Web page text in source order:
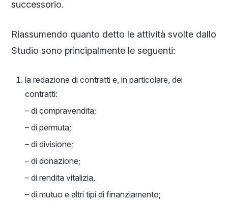
successorio.
Riassumendo quanto detto le attività svolte dallo
Studio sono principalmente le seguenti:
la redazione di contratti e, in particolare, dei
contratti:
– di compravendita;
– di permuta;
– di divisione;
– di donazione;
– di rendita vitalizia,
– di mutuo e altri tipi di finanziamento;